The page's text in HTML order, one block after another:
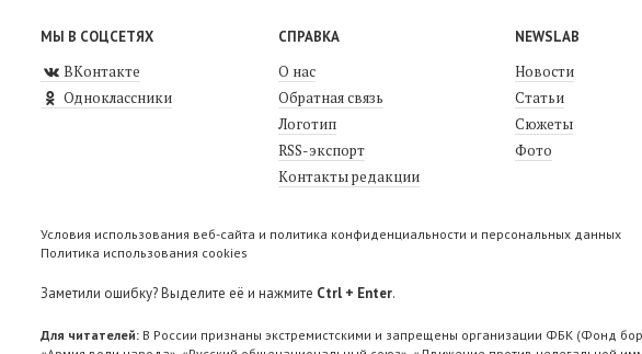
МЫ В СОЦСЕТЯХ
ВКонтакте
Одноклассники
СПРАВКА
О нас
Обратная связь
Логотип
RSS-экспорт
Контакты редакции
NEWSLAB
Новости
Статьи
Сюжеты
Фото
Условия использования веб-сайта и политика конфиденциальности и персональных данных
Политика использования cookies
Заметили ошибку? Выделите её и нажмите Ctrl + Enter.
Для читателей: В России признаны экстремистскими и запрещены организации ФБК (Фонд